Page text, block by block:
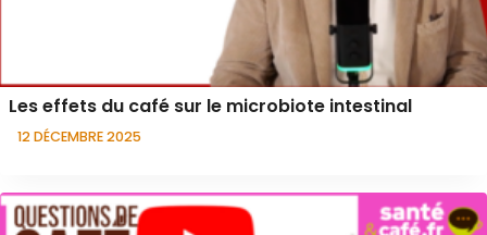
Les effets du café sur le microbiote intestinal
12 DÉCEMBRE 2025